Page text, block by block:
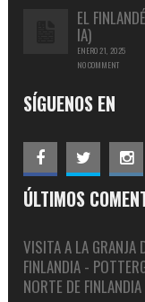
EL
IA)
ENERO 21, 2025
NO COMMENT
SÍGUENOS EN
ÚLTIMOS
VISITA A LA GRANJA
FINLANDIA -
NORTE DE FINLANDIA